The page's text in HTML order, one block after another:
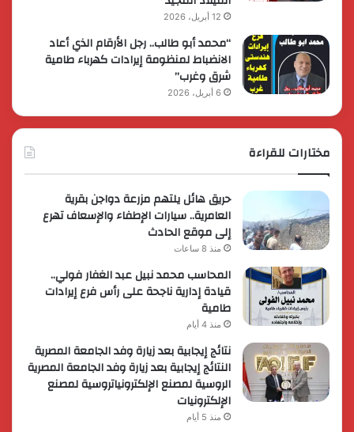
12 أبريل، 2026
“محمد أبو طالب.. رجل الأرقام الذي أعاد
الانضباط لمنظومة إيرادات كهرباء طامية
شرق وغرب”
6 أبريل، 2026
مختارات للقراءة
حريق هائل يلتهم مزرعة دواجن بقرية
العامرية.. سيارات الإطفاء والإسعاف تهرع
إلى موقع الحادث
منذ 8 ساعات
المحاسب محمد نبيل عبد الغفار فولي..
قيادة إدارية ناجحة على رأس فرع إيرادات
طامية
منذ 4 أيام
نتائج إيجابية بعد زيارة وفد الجامعة المصرية
النتائج إيجابية بعد زيارة وفد الجامعة المصرية
الروسية لمصنع الإلكترونياتروسية لمصنع
الإلكترونيات
منذ 5 أيام